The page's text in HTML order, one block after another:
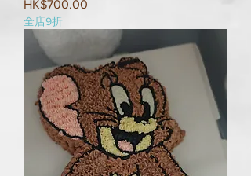
Price
HK$700.00
全店9折